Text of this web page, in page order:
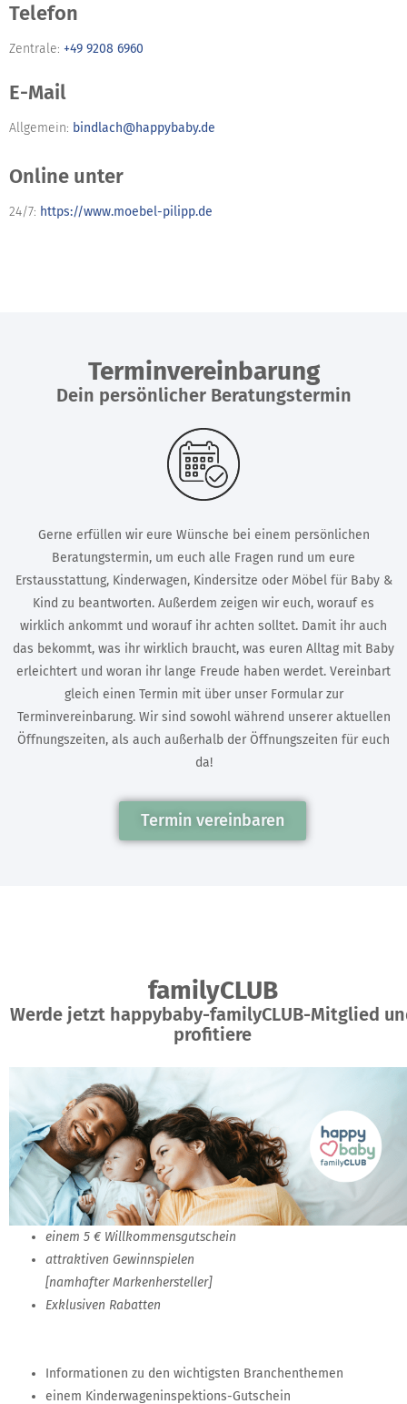
Telefon
Zentrale: +49 9208 6960
E-Mail
Allgemein: bindlach@happybaby.de
Online unter
24/7: https://www.moebel-pilipp.de
Terminvereinbarung
Dein persönlicher Beratungstermin
Gerne erfüllen wir eure Wünsche bei einem persönlichen
Beratungstermin, um euch alle Fragen rund um eure
Erstausstattung, Kinderwagen, Kindersitze oder Möbel für Baby &
Kind zu beantworten. Außerdem zeigen wir euch, worauf es
wirklich ankommt und worauf ihr achten solltet. Damit ihr auch
das bekommt, was ihr wirklich braucht, was euren Alltag mit Baby
erleichtert und woran ihr lange Freude haben werdet. Vereinbart
gleich einen Termin mit über unser Formular zur
Terminvereinbarung. Wir sind sowohl während unserer aktuellen
Öffnungszeiten, als auch außerhalb der Öffnungszeiten für euch
da!
Termin vereinbaren
familyCLUB
Werde jetzt happybaby-familyCLUB-Mitglied
profitiere
einem 5 € Willkommensgutschein
attraktiven Gewinnspielen
[namhafter Markenhersteller]
Exklusiven Rabatten
Informationen zu den wichtigsten Branchenthemen
einem Kinderwageninspektions-Gutschein